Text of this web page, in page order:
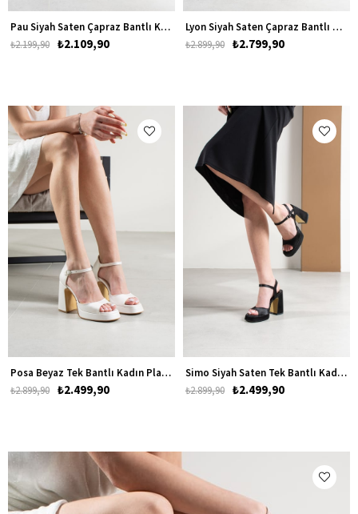
Pau Siyah Saten Çapraz Bantlı Kadın Kalın Alçak Topuklu Ayakkabı
₺2.109,90
₺2.199,90
Lyon Siyah Saten Çapraz Bantlı Kadın Platform Kalın Topuklu Ayakkabı
₺2.799,90
₺2.899,90
Posa Beyaz Tek Bantlı Kadın Platform Kalın Topuklu Gelinlik Ayakkabısı
₺2.499,90
₺2.899,90
Simo Siyah Saten Tek Bantlı Kadın Platform Kalın Topuklu Ayakkabı
₺2.499,90
₺2.899,90